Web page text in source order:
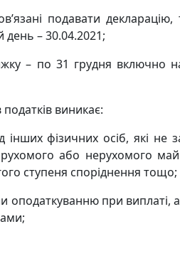
подавати
день – 30.04.2021;
– по 31 грудня включно
виникає:
фізичних осіб, які не
або нерухомого
ступеня споріднення тощо;
оподаткуванню при виплаті,